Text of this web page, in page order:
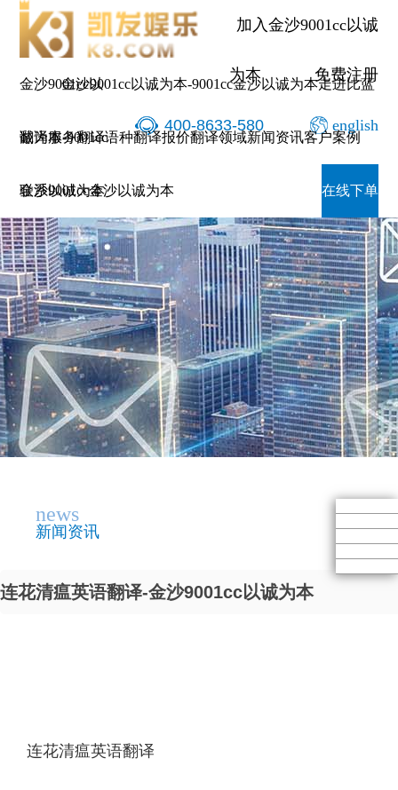
加入金沙9001cc以诚
为本 免费注册
400-8633-580 english
金沙9001cc以
诚为本-9001cc
金沙以诚为本
金沙9001cc以诚为本-9001cc金沙以诚为本走进比蓝
翻译服务翻译语种翻译报价翻译领域新闻资讯客户案例
联系9001cc金沙以诚为本 在线下单
news
新闻资讯
连花清瘟英语翻译-金沙9001cc以诚为本
连花清瘟英语翻译